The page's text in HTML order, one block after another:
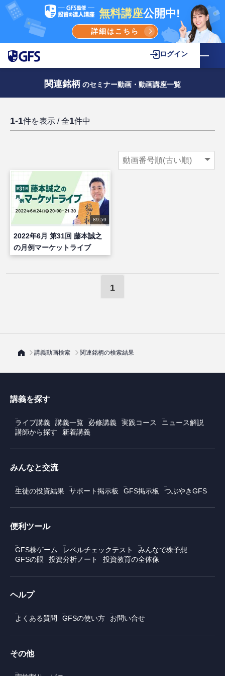
無料講座公開中!
詳細はこちら
ログイン
関連銘柄 のセミナー動画・動画講座一覧
1-1件を表示 / 全1件中
89:59
2022年6月 第31回 藤本誠之
の月例マーケットライブ
1
講義動画検索 関連銘柄の検索結果
講義を探す
ライブ講義 講義一覧 必修講義 実践コース
ニュース解説
講師から探す
新着講義
みんなと交流
生徒の投資結果 サポート掲示板 GFS掲示板 つぶやきGFS
便利ツール
GFS株ゲーム レベルチェックテスト
みんなで株予想
GFSの眼
投資分析ノート 投資教育の全体像
ヘルプ
よくある質問 GFSの使い方 お問い合せ
その他